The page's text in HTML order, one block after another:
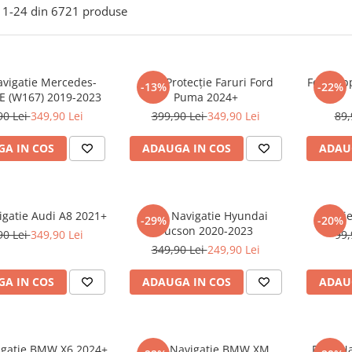
1-24 din 6721 produse
Mercedes-
(W167) 2019-2023
Lei349,90 Lei
IN COS
-13%
Folie Protecție Faruri Ford
Puma 2024+
399,90 Lei349,90 Lei
ADAUGA IN COS
-22%
Folie
Audi A8 2021+
Lei349,90 Lei
IN COS
-29%
Folie Navigatie Hyundai
Tucson 2020-2023
349,90 Lei249,90 Lei
ADAUGA IN COS
-20%